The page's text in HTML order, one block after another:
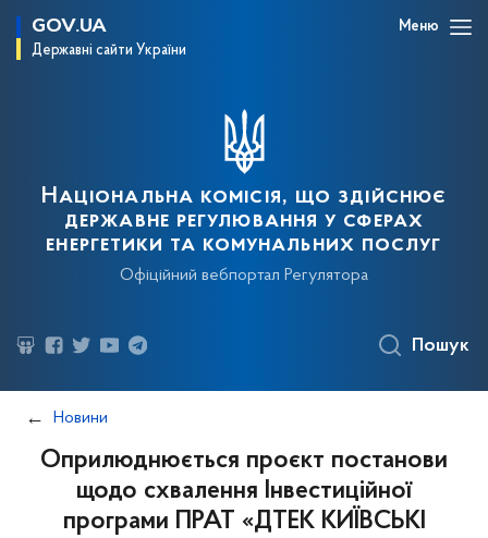
GOV.UA
Державні сайти України
Меню
Національна комісія, що здійснює
державне регулювання у сферах
енергетики та комунальних послуг
Офіційний вебпортал Регулятора
Пошук
Новини
Оприлюднюється проєкт постанови
щодо схвалення Інвестиційної
програми ПРАТ «ДТЕК КИЇВСЬКІ